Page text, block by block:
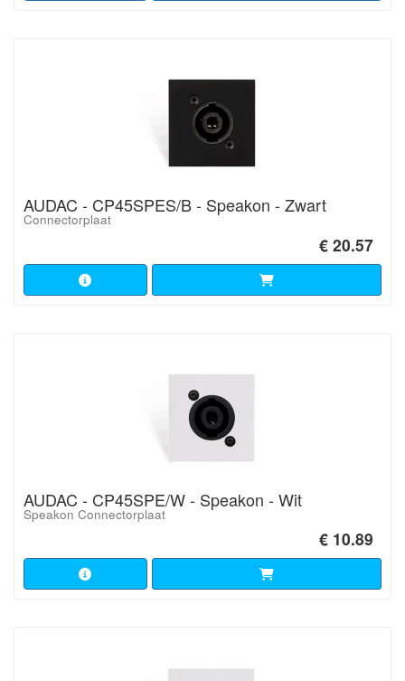
AUDAC - CP45SPES/B - Speakon - Zwart
Connectorplaat
€ 20.57
AUDAC - CP45SPE/W - Speakon - Wit
Speakon Connectorplaat
€ 10.89